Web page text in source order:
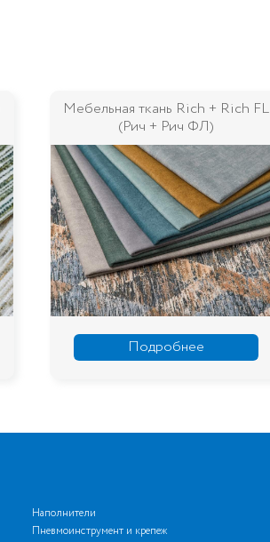
Мебельная ткань Palma (Пальма)
Подробнее
Наполнители
Пневмоинструмент и крепеж